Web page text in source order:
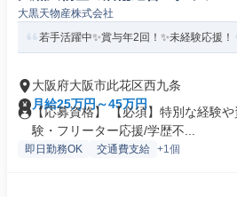
大黒天物産株式会社
若手活躍中✨賞与年2回！✨未経験応援！
大阪府大阪市此花区西九条
月給25万円～45万円
【応募資格】 【必須】特別な経験
験・フリーター応援/学歴不...
即日勤務OK 交通費支給 +1個